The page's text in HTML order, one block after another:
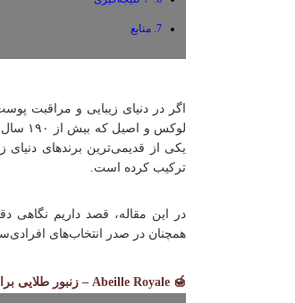
منابع
اگر در دنیای زیبایی و مراقبت
لوکس و اصیل که بیش از ۱۹۰ سال سابقه در تولید
یکی از قدیمی‌ترین برندهای
ترکیب کرده است.
در این مقاله، قصد داریم نگاهی
همچنان در صدر انتخاب‌های
🍯 Abeille Royale – زنبور طلایی برای پوست